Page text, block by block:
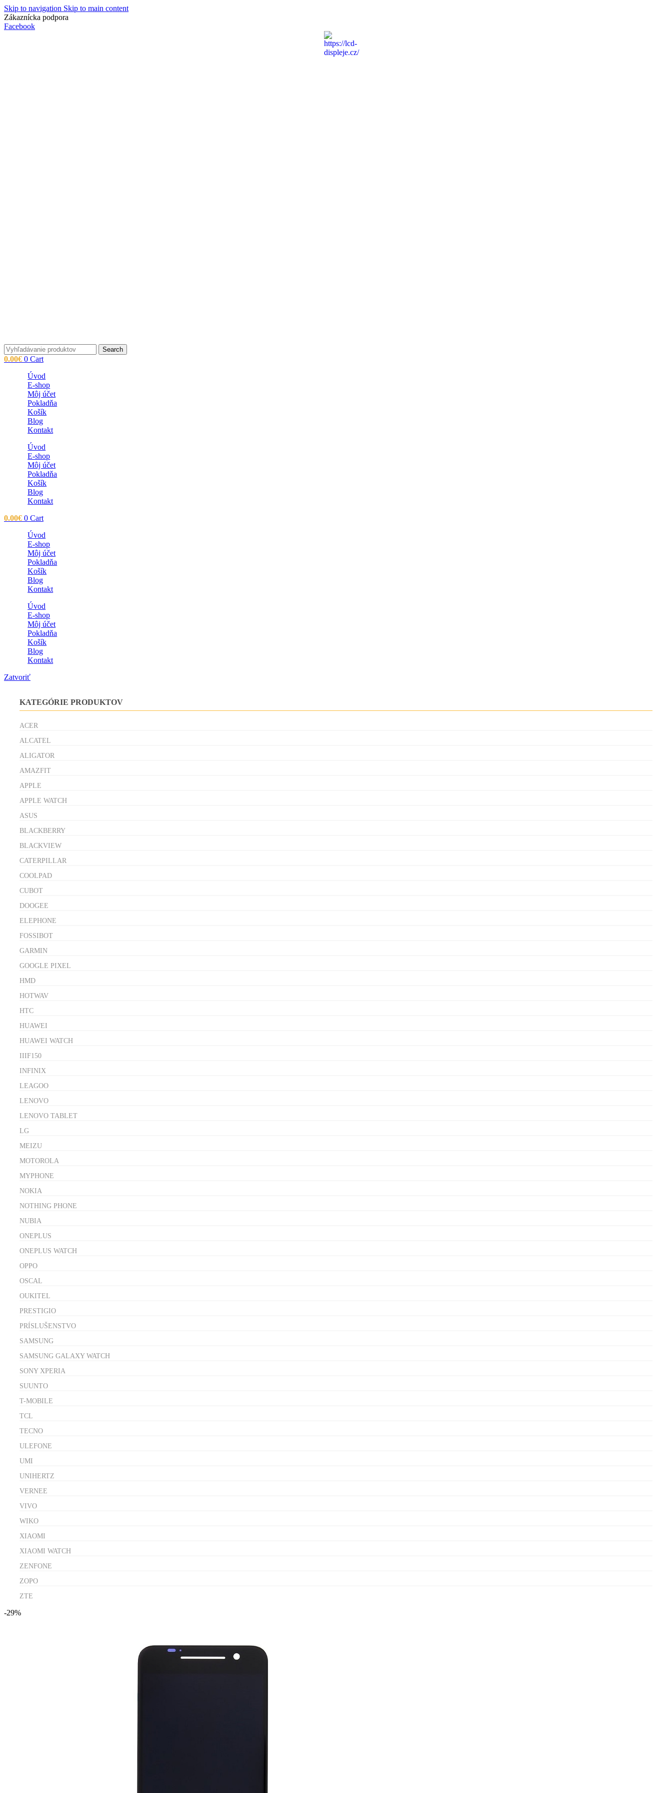
Skip to navigation Skip to main content
Zákaznícka podpora
Facebook
Search
0.00€ 0 Cart
Úvod
E-shop
Môj účet
Pokladňa
Košík
Blog
Kontakt
Úvod
E-shop
Môj účet
Pokladňa
Košík
Blog
Kontakt
0.00€ 0 Cart
Úvod
E-shop
Môj účet
Pokladňa
Košík
Blog
Kontakt
Úvod
E-shop
Môj účet
Pokladňa
Košík
Blog
Kontakt
Zatvoriť
KATEGÓRIE PRODUKTOV
ACER
ALCATEL
ALIGATOR
AMAZFIT
APPLE
APPLE WATCH
ASUS
BLACKBERRY
BLACKVIEW
CATERPILLAR
COOLPAD
CUBOT
DOOGEE
ELEPHONE
FOSSIBOT
GARMIN
GOOGLE PIXEL
HMD
HOTWAV
HTC
HUAWEI
HUAWEI WATCH
IIIF150
INFINIX
LEAGOO
LENOVO
LENOVO TABLET
LG
MEIZU
MOTOROLA
MYPHONE
NOKIA
NOTHING PHONE
NUBIA
ONEPLUS
ONEPLUS WATCH
OPPO
OSCAL
OUKITEL
PRESTIGIO
PRÍSLUŠENSTVO
SAMSUNG
SAMSUNG GALAXY WATCH
SONY XPERIA
SUUNTO
T-MOBILE
TCL
TECNO
ULEFONE
UMI
UNIHERTZ
VERNEE
VIVO
WIKO
XIAOMI
XIAOMI WATCH
ZENFONE
ZOPO
ZTE
-29%